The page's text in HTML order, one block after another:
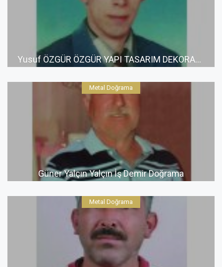
Yusuf ÖZGÜR ÖZGÜR YAPI TASARIM DEKORASYON
Güner Yalçın Yalçın İş Demir Doğrama
Metal Doğrama
Metal Doğrama